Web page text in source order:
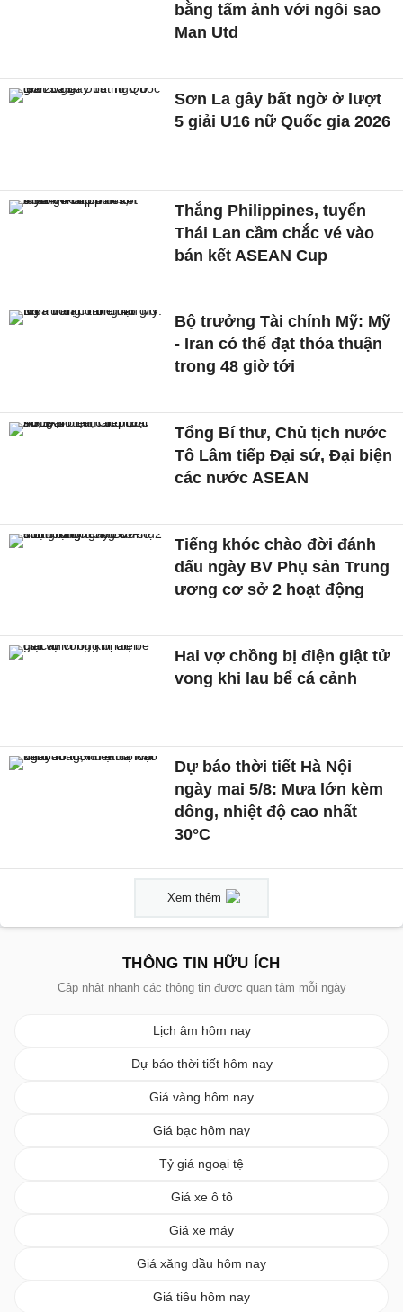
bằng tấm ảnh với ngôi sao
Man Utd
Sơn La gây bất ngờ ở lượt
5 giải U16 nữ Quốc gia 2026
Thắng Philippines, tuyển
Thái Lan cầm chắc vé vào
bán kết ASEAN Cup
Bộ trưởng Tài chính Mỹ: Mỹ
- Iran có thể đạt thỏa thuận
trong 48 giờ tới
Tổng Bí thư, Chủ tịch nước
Tô Lâm tiếp Đại sứ, Đại biện
các nước ASEAN
Tiếng khóc chào đời đánh
dấu ngày BV Phụ sản Trung
ương cơ sở 2 hoạt động
Hai vợ chồng bị điện giật tử
vong khi lau bể cá cảnh
Dự báo thời tiết Hà Nội
ngày mai 5/8: Mưa lớn kèm
dông, nhiệt độ cao nhất
30°C
Xem thêm
THÔNG TIN HỮU ÍCH
Cập nhật nhanh các thông tin được quan tâm mỗi ngày
Lịch âm hôm nay
Dự báo thời tiết hôm nay
Giá vàng hôm nay
Giá bạc hôm nay
Tỷ giá ngoại tệ
Giá xe ô tô
Giá xe máy
Giá xăng dầu hôm nay
Giá tiêu hôm nay